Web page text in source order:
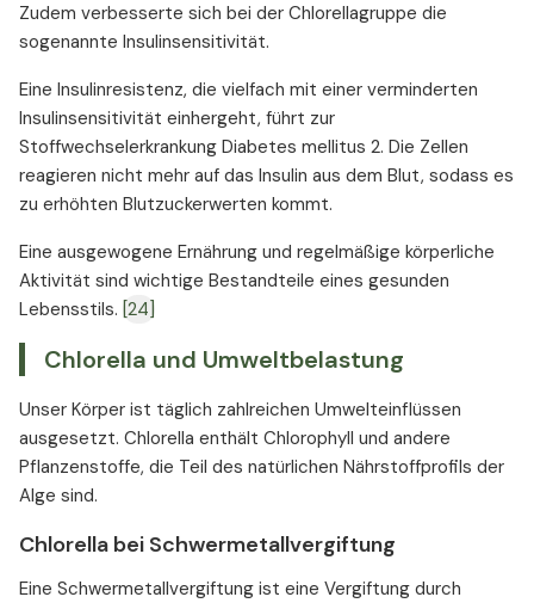
Zudem verbesserte sich bei der Chlorellagruppe die
sogenannte Insulinsensitivität.
Eine Insulinresistenz, die vielfach mit einer verminderten
Insulinsensitivität einhergeht, führt zur
Stoffwechselerkrankung Diabetes mellitus 2. Die Zellen
reagieren nicht mehr auf das Insulin aus dem Blut, sodass es
zu erhöhten Blutzuckerwerten kommt.
Eine ausgewogene Ernährung und regelmäßige körperliche
Aktivität sind wichtige Bestandteile eines gesunden
Lebensstils. [24]
Chlorella und Umweltbelastung
Unser Körper ist täglich zahlreichen Umwelteinflüssen
ausgesetzt. Chlorella enthält Chlorophyll und andere
Pflanzenstoffe, die Teil des natürlichen Nährstoffprofils der
Alge sind.
Chlorella bei Schwermetallvergiftung
Eine Schwermetallvergiftung ist eine Vergiftung durch